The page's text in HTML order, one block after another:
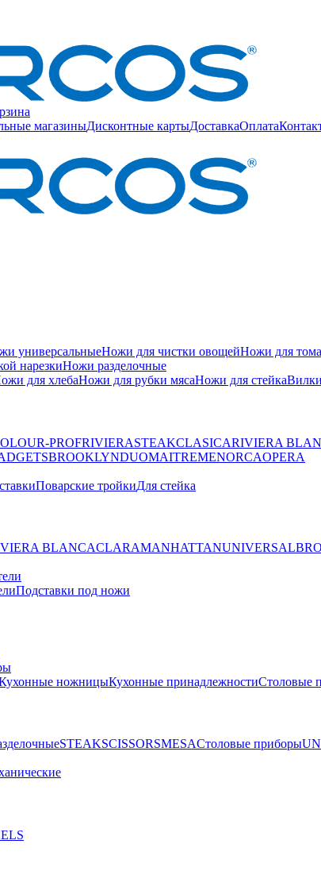
магазиныДисконтные картыДоставкаОплата
универсальныеНожи для чистки овощейНожи для
нарезкиНожи разделочные
для хлебаНожи для рубки мясаНожи для стейка
PROFRIVIERASTEAKCLASICARIVIERA
BROOKLYNDUOMAITREMENORCAOPERA
Поварские тройкиДля стейка
BLANCACLARAMANHATTANUNIVERSAL
Подставки под ножи
ножницыКухонные принадлежностиСтоловые
STEAKSCISSORSMESAСтоловые приборы